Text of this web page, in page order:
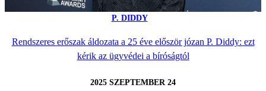
P. DIDDY
Rendszeres erőszak áldozata a 25 éve először józan P. Diddy: ezt
kérik az ügyvédei a bíróságtól
2025 SZEPTEMBER 24